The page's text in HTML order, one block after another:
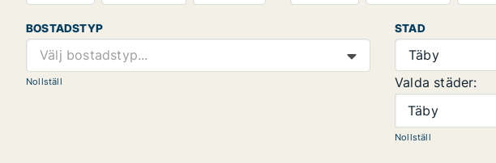
BOSTADSTYP
Välj bostadstyp...
Nollställ
STAD
Täby
Valda städer:
Täby
Nollställ